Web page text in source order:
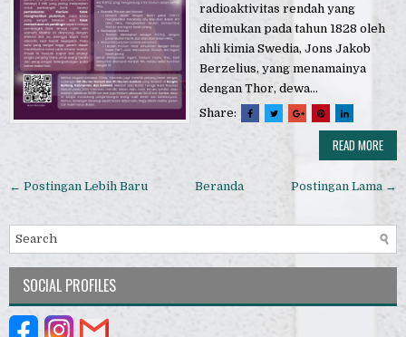
radioaktivitas rendah yang
ditemukan pada tahun 1828 oleh
ahli kimia Swedia, Jons Jakob
Berzelius, yang menamainya
dengan Thor, dewa...
Share:
READ MORE
← Postingan Lebih Baru Postingan Lama →
Beranda
SOCIAL PROFILES